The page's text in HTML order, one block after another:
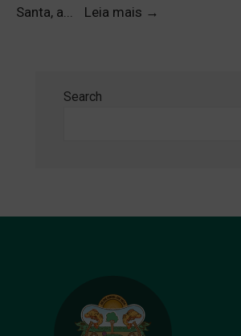
Santa, a... Leia mais →
Search